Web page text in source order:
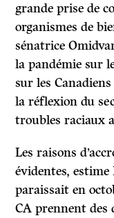
grande prise de
organismes de
sénatrice
la pandémie sur
sur les
la réflexion du
troubles raciaux
Les raisons
évidentes,
paraissait en
CA prennent des